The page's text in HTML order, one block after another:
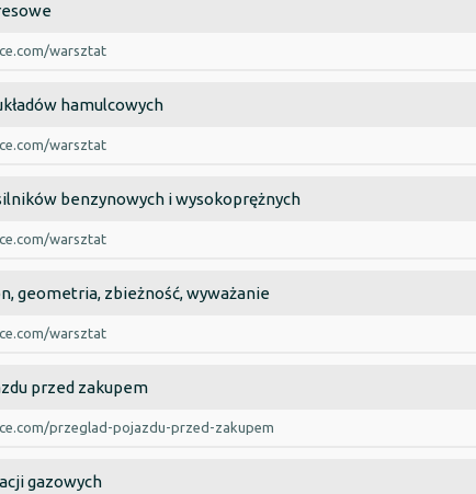
warsztat
hamulcowych
warsztat
benzynowych i wysokoprężnych
warsztat
geometria, zbieżność, wyważanie
warsztat
przed zakupem
przeglad-pojazdu-przed-zakupem
gazowych